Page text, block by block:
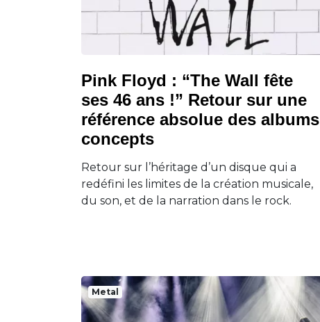
Pink Floyd : “The Wall fête
ses 46 ans !” Retour sur une
référence absolue des albums
concepts
Retour sur l’héritage d’un disque qui a
redéfini les limites de la création musicale,
du son, et de la narration dans le rock.
Metal